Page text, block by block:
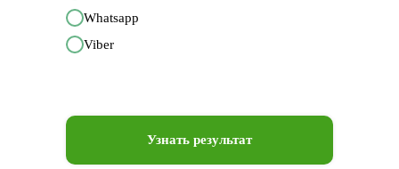
Whatsapp
Viber
Узнать результат